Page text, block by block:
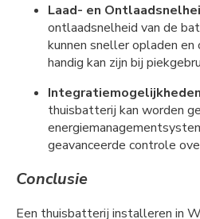
Laad- en
ontlaadsnelheid van de
kunnen sneller opladen
handig kan zijn bij
Integratiemogelijkheden
thuisbatterij kan worden
geavanceerde controle
Conclusie
Een thuisbatterij installeren in